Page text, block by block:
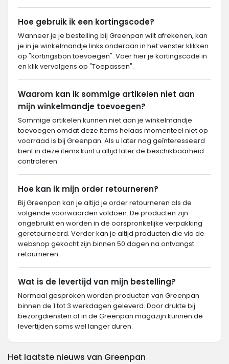
Hoe gebruik ik een kortingscode?
Wanneer je je bestelling bij Greenpan wilt afrekenen, kan
je in je winkelmandje links onderaan in het venster klikken
op "kortingsbon toevoegen". Voer hier je kortingscode in
en klik vervolgens op "Toepassen".
Waarom kan ik sommige artikelen niet aan
mijn winkelmandje toevoegen?
Sommige artikelen kunnen niet aan je winkelmandje
toevoegen omdat deze items helaas momenteel niet op
voorraad is bij Greenpan. Als u later nog geïnteresseerd
bent in deze items kunt u altijd later de beschikbaarheid
controleren.
Hoe kan ik mijn order retourneren?
Bij Greenpan kan je altijd je order retourneren als de
volgende voorwaarden voldoen. De producten zijn
ongebruikt en worden in de oorspronkelijke verpakking
geretourneerd. Verder kan je altijd producten die via de
webshop gekocht zijn binnen 50 dagen na ontvangst
retourneren.
Wat is de levertijd van mijn bestelling?
Normaal gesproken worden producten van Greenpan
binnen de 1 tot 3 werkdagen geleverd. Door drukte bij
bezorgdiensten of in de Greenpan magazijn kunnen de
levertijden soms wel langer duren.
Het laatste nieuws van Greenpan